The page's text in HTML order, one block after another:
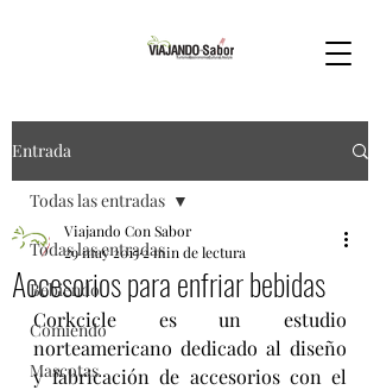
Entrada
Todas las entradas
Bebiendo
Comiendo
Mascotas
Todas las entradas
Accesorios para enfriar bebidas
Viajando Con Sabor
29 may 20152 min de lectura
Corkcicle es un estudio
norteamericano dedicado al diseño
y fabricación de accesorios con el